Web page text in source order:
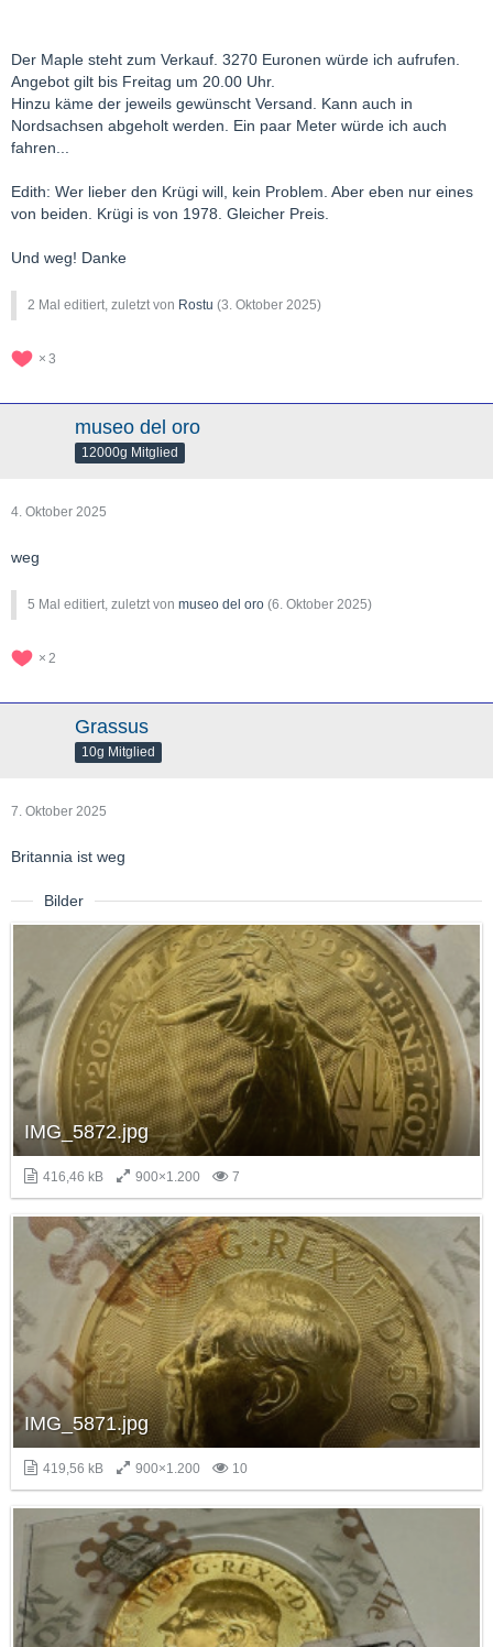
Der Maple steht zum Verkauf. 3270 Euronen würde ich aufrufen.
Angebot gilt bis Freitag um 20.00 Uhr.
Hinzu käme der jeweils gewünscht Versand. Kann auch in
Nordsachsen abgeholt werden. Ein paar Meter würde ich auch
fahren...
Edith: Wer lieber den Krügi will, kein Problem. Aber eben nur eines
von beiden. Krügi is von 1978. Gleicher Preis.
Und weg! Danke
2 Mal editiert, zuletzt von Rostu (3. Oktober 2025)
3
museo del oro
12000g Mitglied
4. Oktober 2025
weg
5 Mal editiert, zuletzt von museo del oro (6. Oktober 2025)
2
Grassus
10g Mitglied
7. Oktober 2025
Britannia ist weg
Bilder
IMG_5872.jpg
416,46 kB 900×1.200 7
IMG_5871.jpg
419,56 kB 900×1.200 10